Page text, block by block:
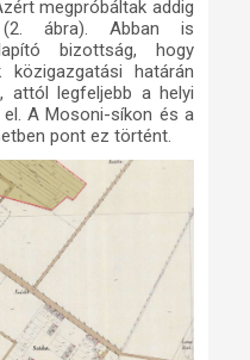
megpróbáltak addig
(2. ábra). Abban is
bizottság, hogy
határán
attól legfeljebb a helyi
A Mosoni-síkon és a
pont ez történt.